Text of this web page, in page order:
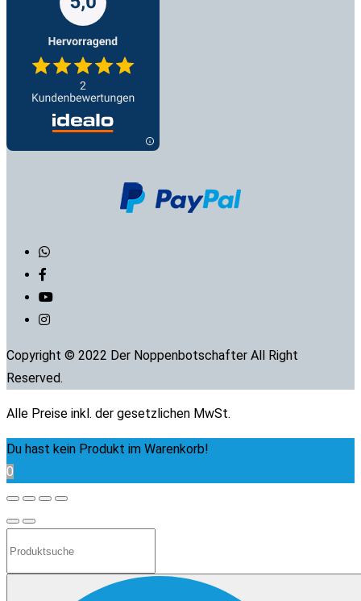
Copyright © 2022 Der Noppenbotschafter All Right
Reserved.
Alle Preise inkl. der gesetzlichen MwSt.
Du hast kein Produkt im Warenkorb!
0